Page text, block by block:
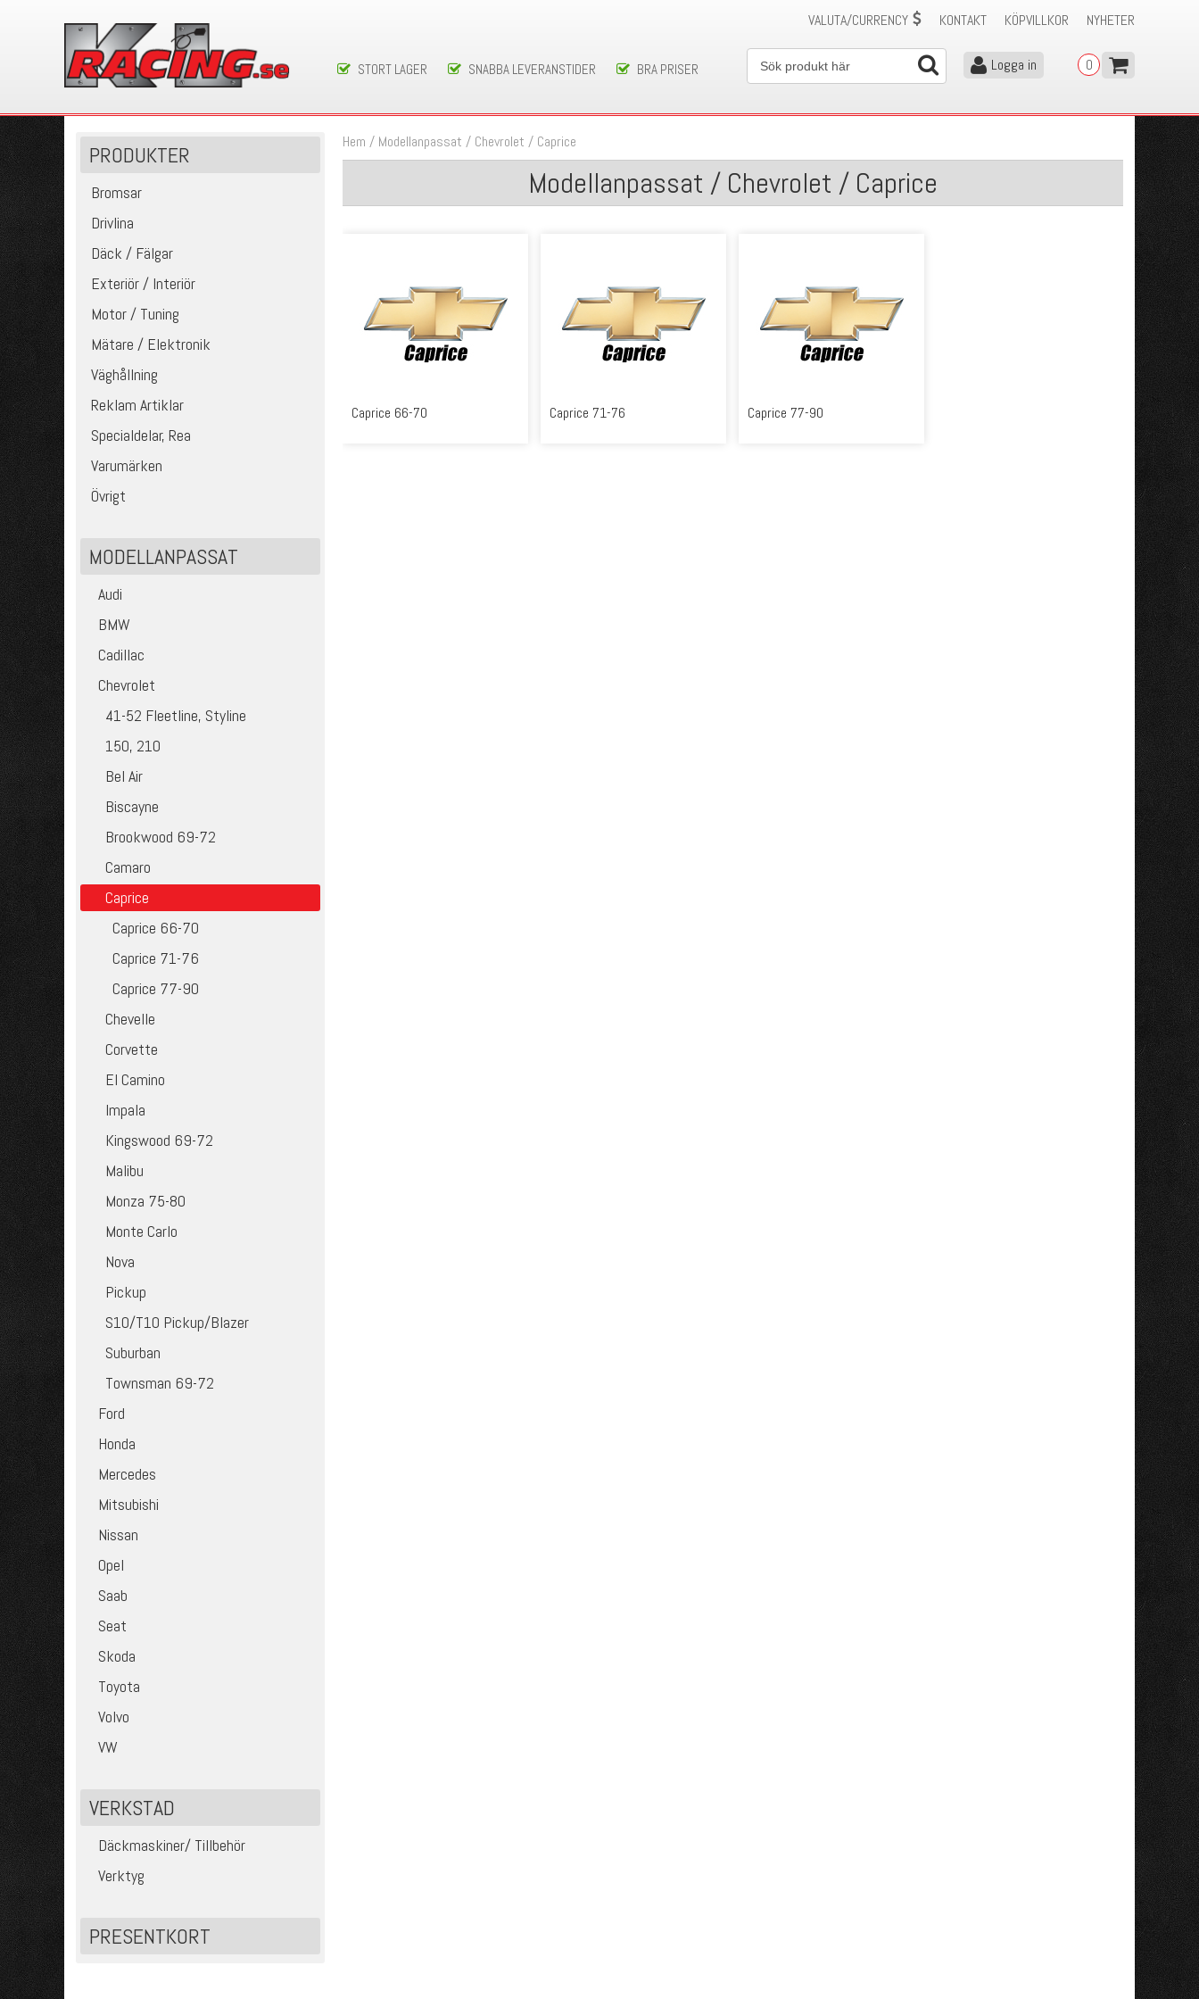
NYHETER
KÖPVILLKOR
KONTAKT
VALUTA/CURRENCY
STORT LAGER SNABBA LEVERANSTIDER BRA PRISER 0
Logga in
PRODUKTER
Bromsar
Drivlina
Däck / Fälgar
Exteriör / Interiör
Motor / Tuning
Mätare / Elektronik
Väghållning
Reklam Artiklar
Specialdelar, Rea
Varumärken
Övrigt
MODELLANPASSAT
Audi
BMW
Cadillac
Chevrolet
41-52 Fleetline, Styline
150, 210
Bel Air
Biscayne
Brookwood 69-72
Camaro
Caprice
Caprice 66-70
Caprice 71-76
Caprice 77-90
Chevelle
Corvette
El Camino
Impala
Kingswood 69-72
Malibu
Monza 75-80
Monte Carlo
Nova
Pickup
S10/T10 Pickup/Blazer
Suburban
Townsman 69-72
Ford
Honda
Mercedes
Mitsubishi
Nissan
Opel
Saab
Seat
Skoda
Toyota
Volvo
VW
VERKSTAD
Däckmaskiner/ Tillbehör
Verktyg
PRESENTKORT
Hem / Modellanpassat / Chevrolet / Caprice
Modellanpassat / Chevrolet / Caprice
Caprice 66-70 Caprice 71-76 Caprice 77-90